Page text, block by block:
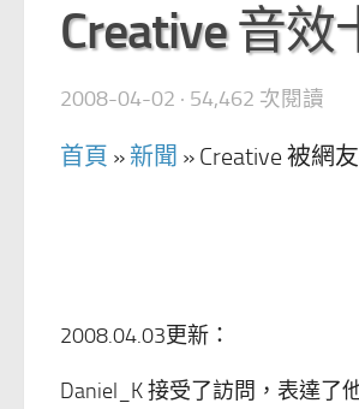
Creative 音效
2008-04-02 · 54,462 次閱讀
首頁 » 新聞 » Creative 被網
2008.04.03更新 ：
Daniel_K 接受了訪問，表達了